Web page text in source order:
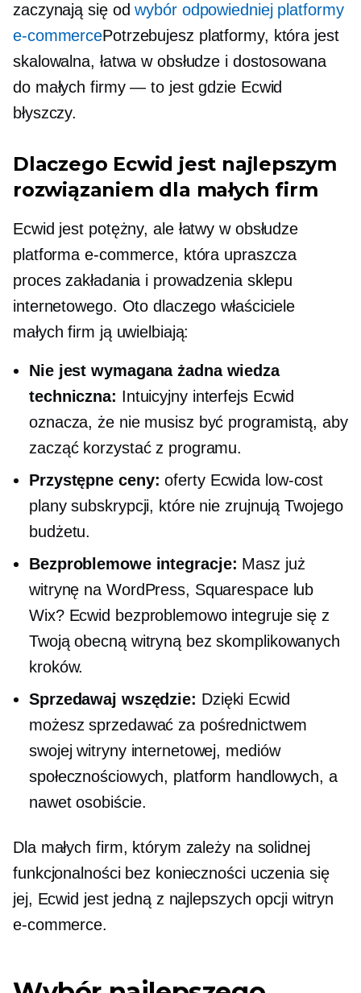
zaczynają się odwybór odpowiedniej platformy
e-commercePotrzebujesz platformy, która jest
skalowalna, łatwa w obsłudze i dostosowana
do małychfirmy — to jestgdzie Ecwid
błyszczy.
Dlaczego Ecwid jest najlepszym
rozwiązaniem dla małych firm
Ecwid jest potężny, ale łatwy w obsłudze
platforma e-commerce, która upraszcza
proces zakładania i prowadzenia sklepu
internetowego. Oto dlaczego właściciele
małych firm ją uwielbiają:
Nie jest wymagana żadna wiedza
techniczna: Intuicyjny interfejs Ecwid
oznacza, że ​​nie musisz być programistą, aby
zacząć korzystać z programu.
Przystępne ceny: oferty Ecwida low-cost
plany subskrypcji, które nie zrujnują Twojego
budżetu.
Bezproblemowe integracje: Masz już
witrynę na WordPress, Squarespace lub
Wix? Ecwid bezproblemowo integruje się z
Twoją obecną witryną bez skomplikowanych
kroków.
Sprzedawaj wszędzie: Dzięki Ecwid
możesz sprzedawać za pośrednictwem
swojej witryny internetowej, mediów
społecznościowych, platform handlowych, a
nawet osobiście.
Dla małych firm, którym zależy na solidnej
funkcjonalności bez konieczności uczenia się
jej, Ecwid jest jedną z najlepszych opcji witryn
e-commerce.